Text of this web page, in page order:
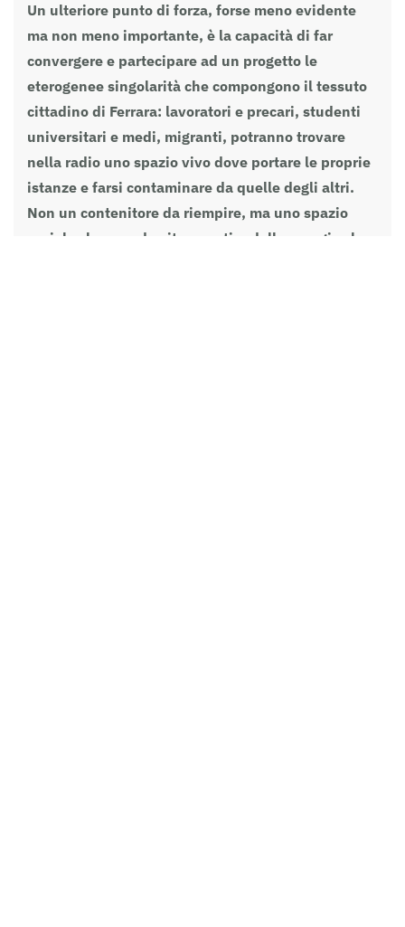
Un ulteriore punto di forza, forse meno evidente
ma non meno importante, è la capacità di far
convergere e partecipare ad un progetto le
eterogenee singolarità che compongono il tessuto
cittadino di Ferrara: lavoratori e precari, studenti
universitari e medi, migranti, potranno trovare
nella radio uno spazio vivo dove portare le proprie
istanze e farsi contaminare da quelle degli altri.
Non un contenitore da riempire, ma uno spazio
sociale che prende vita a partire dalle energie che